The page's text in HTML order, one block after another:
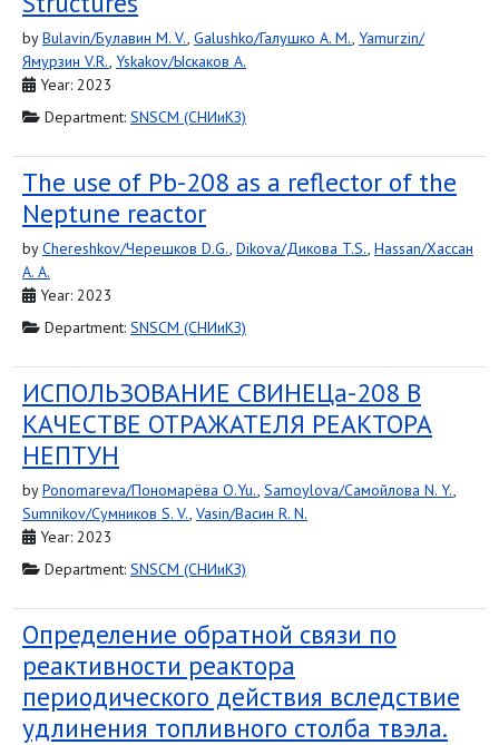
byBulavin/Булавин M. V., Galushko/Галушко A. M., Yamurzin/
Ямурзин V.R., Yskakov/Ыскаков A.
Year: 2023
Department: SNSCM (СНИиКЗ)
The use of Pb-208 as a reflector of the
Neptune reactor
byChereshkov/Черешков D.G., Dikova/Дикова T.S., Hassan/Хассан
A. A.
Year: 2023
Department: SNSCM (СНИиКЗ)
ИСПОЛЬЗОВАНИЕ СВИНЕЦа-208 В
КАЧЕСТВЕ ОТРАЖАТЕЛЯ РЕАКТОРА
НЕПТУН
byPonomareva/Пономарёва O.Yu., Samoylova/Самойлова N. Y.,
Sumnikov/Сумников S. V., Vasin/Васин R. N.
Year: 2023
Department: SNSCM (СНИиКЗ)
Определение обратной связи по
реактивности реактора
периодического действия вследствие
удлинения топливного столба твэла.